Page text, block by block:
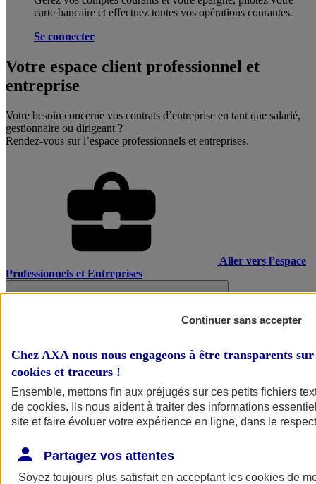
carte bancaire et effectuez toutes vos opérations courantes.
Se connecter
Votre espace client professionnel et
entreprise
Votre besoin concerne vos contrats d’entreprise en tant que salarié,
gestionnaire ou dirigeant ?
Rendez-vous sur l’espace professionnels et entreprises.
Aller vers l’espace
Professionnels et Entreprises
Continuer sans accepter
Chez AXA nous nous engageons à être transparents
cookies et traceurs !
Ensemble, mettons fin aux préjugés sur ces petits fichiers
de cookies. Ils nous aident à traiter des informations
site et faire évoluer votre expérience en ligne, dans le
Partagez vos attentes
Soyez toujours plus satisfait en acceptant les cookies de